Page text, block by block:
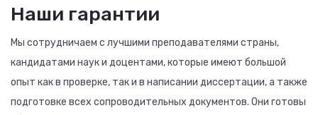
Наши гарантии
Мы сотрудничаем с лучшими преподавателями страны,
кандидатами наук и доцентами, которые имеют большой
опыт как в проверке, так и в написании диссертации, а также
подготовке всех сопроводительных документов. Они готовы